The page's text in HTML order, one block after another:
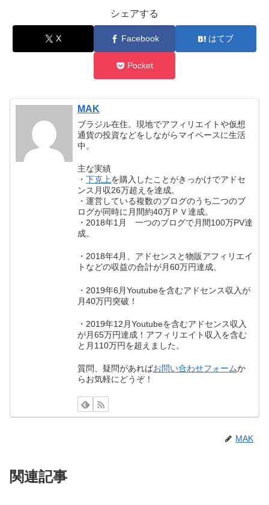
シェアする
X Facebook はてブ
Pocket
MAK
ブラジル在住。現地でアフィリエイトや仮想
通貨の投資などをしながらマイペースに生活
中。
主な実績
・下克上を購入したことがきっかけでアドセ
ンス月収26万超えを達成。
・運営している複数のブログのうち二つのブ
ログが同時に月間約40万ＰＶ達成。
・2018年1月 一つのブログで月間100万PV達
成。
・2018年4月、アドセンスと物販アフィリエイ
トなどの収益の合計が月60万円達成。
・2019年6月Youtubeを含むアドセンス収入が
月40万円突破！
・2019年12月Youtubeを含むアドセンス収入
が月65万円達成！アフィリエイト収入を含む
と月110万円を超えました。
質問、疑問があればお問い合わせフォームか
らお気軽にどうぞ！
MAK
関連記事